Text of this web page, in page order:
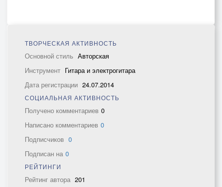
ТВОРЧЕСКАЯ АКТИВНОСТЬ
Основной стиль Авторская
Инструмент Гитара и электрогитара
Дата регистрации 24.07.2014
СОЦИАЛЬНАЯ АКТИВНОСТЬ
Получено комментариев 0
Написано комментариев 0
Подписчиков 0
Подписан на 0
РЕЙТИНГИ
Рейтинг автора 201